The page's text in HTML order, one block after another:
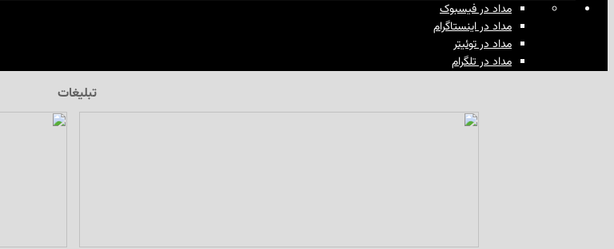
مداد در فیسبوک
مداد در اینستاگرام
مداد در توئیتر
مداد در تلگرام
تبلیغات